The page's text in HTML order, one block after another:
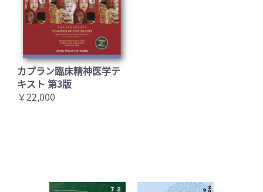
カプラン臨床精神医学テ
キスト 第3版
￥22,000